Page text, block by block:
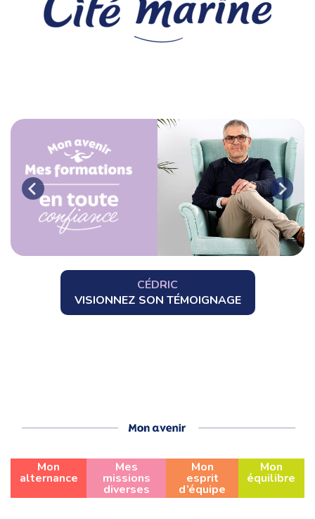
CÉDRIC
VISIONNEZ SON TÉMOIGNAGE
Mon
alternance
Mes
missions
diverses
Mon
esprit
d’équipe
Mon
équilibre